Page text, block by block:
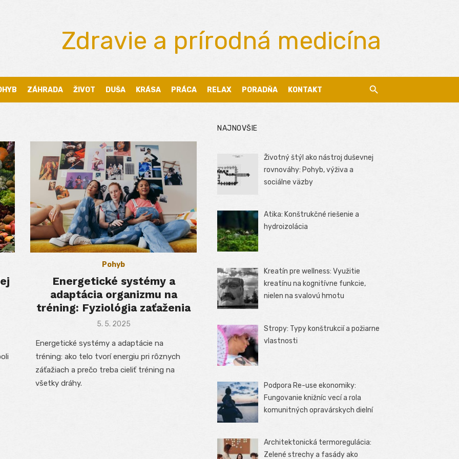
Zdravie a prírodná medicína
ZÁHRADA ŽIVOT DUŠA KRÁSA PRÁCA RELAX PORADŇA KONTAKT
Pohyb
Energetické systémy a
adaptácia organizmu na
tréning: Fyziológia zaťaženia
Posted
5. 5. 2025
Energetické systémy a adaptácie na
tréning: ako telo tvorí energiu pri rôznych
záťažiach a prečo treba cieliť tréning na
všetky dráhy.
NAJNOVŠIE
Životný štýl ako nástroj duševnej
rovnováhy: Pohyb, výživa a
sociálne väzby
Atika: Konštrukčné riešenie a
hydroizolácia
Kreatín pre wellness: Využitie
kreatínu na kognitívne funkcie,
nielen na svalovú hmotu
Stropy: Typy konštrukcií a požiarne
vlastnosti
Podpora Re-use ekonomiky:
Fungovanie knižníc vecí a rola
komunitných opravárskych dielní
Architektonická termoregulácia:
Zelené strechy a fasády ako